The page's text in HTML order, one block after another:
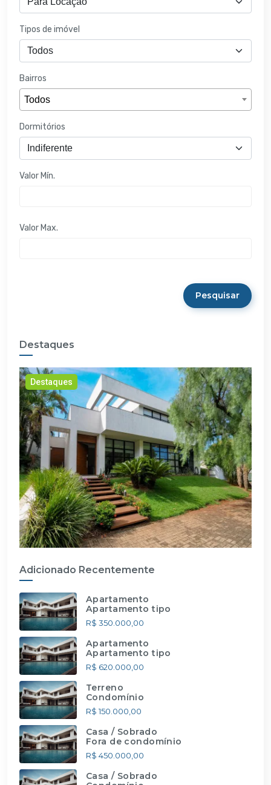
Tipos de imóvel
Bairros
Todos
Dormitórios
Valor Mín.
Valor Max.
Pesquisar
Destaques
Destaques
Adicionado Recentemente
Apartamento
Apartamento tipo
R$ 350.000,00
Apartamento
Apartamento tipo
R$ 620.000,00
Terreno
Condomínio
R$ 150.000,00
Casa / Sobrado
Fora de condomínio
R$ 450.000,00
Casa / Sobrado